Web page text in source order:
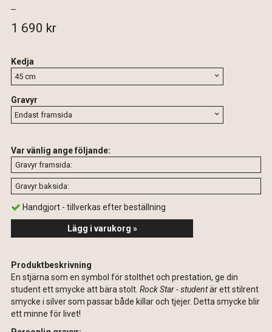
1 690 kr
Kedja
Gravyr
Var vänlig ange följande:
Handgjort - tillverkas efter beställning
Lägg i varukorg »
Produktbeskrivning
En stjärna som en symbol för stolthet och prestation, ge din
student ett smycke att bära stolt. Rock Star - studentär ett stilrent
smycke i silver som passar både killar och tjejer. Detta smycke blir
ett minne för livet!